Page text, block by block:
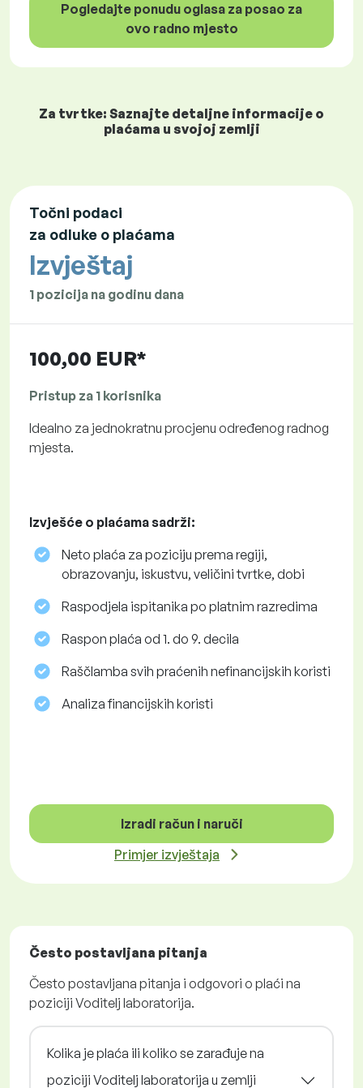
Pogledajte ponudu oglasa za posao za
ovo radno mjesto
Za tvrtke: Saznajte detaljne informacije o
plaćama u svojoj zemlji
Točni podaci
za odluke o plaćama
Izvještaj
1 pozicija na godinu dana
100,00 EUR*
Pristup za 1 korisnika
Idealno za jednokratnu procjenu određenog radnog
mjesta.
Izvješće o plaćama sadrži:
Neto plaća za poziciju prema regiji,
obrazovanju, iskustvu, veličini tvrtke, dobi
Raspodjela ispitanika po platnim razredima
Raspon plaća od 1. do 9. decila
Raščlamba svih praćenih nefinancijskih koristi
Analiza financijskih koristi
Izradi račun i naruči
Primjer izvještaja
Često postavljana pitanja
Često postavljana pitanja i odgovori o plaći na
poziciji Voditelj laboratorija.
Kolika je plaća ili koliko se zarađuje na
poziciji Voditelj laboratorija u zemlji